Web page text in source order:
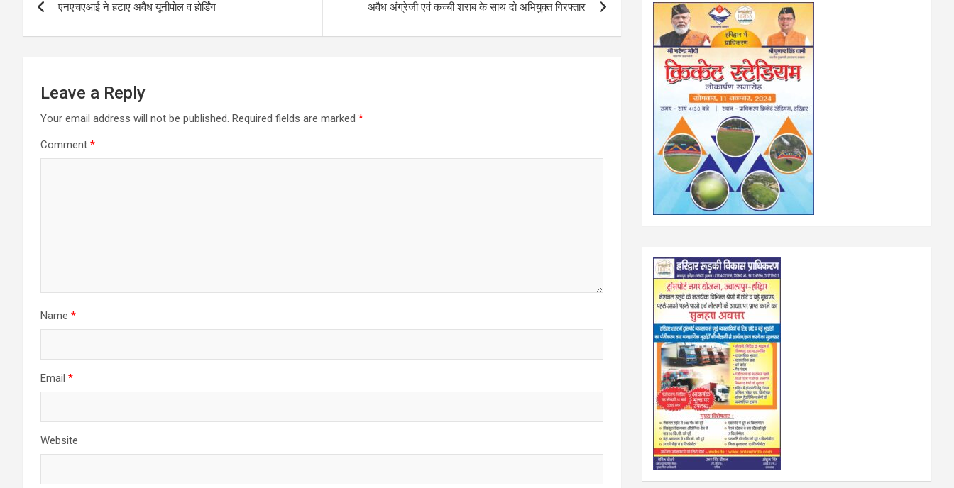
navigation
एनएचएआई ने हटाए अवैध यूनीपोल व होर्डिंग अवैध अंग्रेजी एवं कच्ची शराब के साथ दो अभियुक्त गिरफ्तार
Leave a Reply
Your email address will not be published. Required fields are marked *
Comment *
Name *
Email *
Website